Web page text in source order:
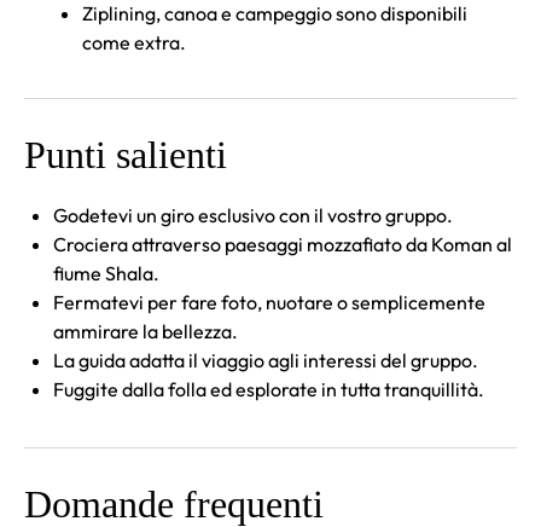
Ziplining, canoa e campeggio sono disponibili
come extra.
Punti salienti
Godetevi un giro esclusivo con il vostro gruppo.
Crociera attraverso paesaggi mozzafiato da Koman al
fiume Shala.
Fermatevi per fare foto, nuotare o semplicemente
ammirare la bellezza.
La guida adatta il viaggio agli interessi del gruppo.
Fuggite dalla folla ed esplorate in tutta tranquillità.
Domande frequenti